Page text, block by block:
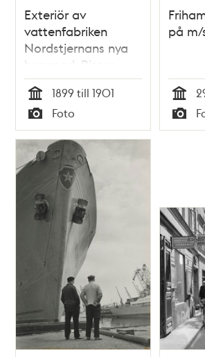
Exteriör av
vattenfabriken
Nordstjernans nya
byggnad. Birger
Jarlsgatan 120
Tid
1899 till 1901
Typ
Foto
på m/
Tid
Typ